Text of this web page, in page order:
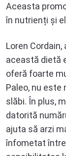
Aceasta
în nutrienți și
Loren
această dietă
oferă foarte
Paleo, nu este
slăbi. În plus,
datorită
ajuta să arzi
înfometat